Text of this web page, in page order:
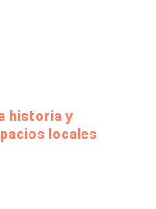
historia y
locales